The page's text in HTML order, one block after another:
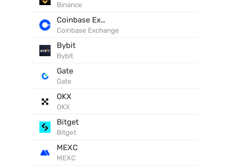
Binance
Coinbase Exchange
Coinbase Exchange
Bybit
Bybit
Gate
Gate
OKX
OKX
Bitget
Bitget
MEXC
MEXC